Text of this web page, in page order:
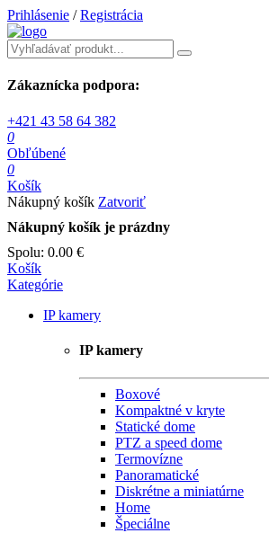
Prihlásenie / Registrácia
Zákaznícka podpora:
+421 43 58 64 382
0
Obľúbené
0
Košík
Nákupný košík Zatvoriť
Nákupný košík je prázdny
Spolu: 0.00 €
Košík
Kategórie
IP kamery
IP kamery
Boxové
Kompaktné v kryte
Statické dome
PTZ a speed dome
Termovízne
Panoramatické
Diskrétne a miniatúrne
Home
Špeciálne